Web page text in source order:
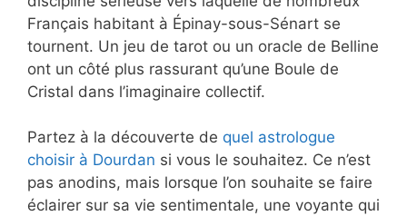
Français habitant à Épinay-sous-Sénart se
tournent. Un jeu de tarot ou un oracle de Belline
ont un côté plus rassurant qu’une Boule de
Cristal dans l’imaginaire collectif.
Partez à la découverte de quel astrologue
choisir à Dourdan si vous le souhaitez. Ce n’est
pas anodins, mais lorsque l’on souhaite se faire
éclairer sur sa vie sentimentale, une voyante qui